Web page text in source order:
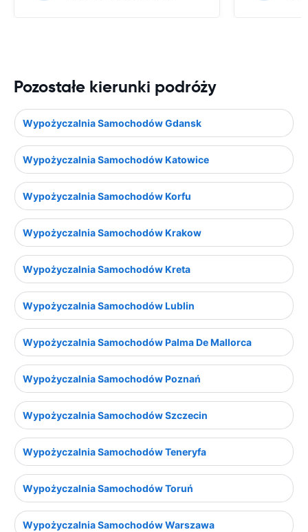
Pozostałe kierunki podróży
Wypożyczalnia Samochodów Gdansk
Wypożyczalnia Samochodów Katowice
Wypożyczalnia Samochodów Korfu
Wypożyczalnia Samochodów Krakow
Wypożyczalnia Samochodów Kreta
Wypożyczalnia Samochodów Lublin
Wypożyczalnia Samochodów Palma De Mallorca
Wypożyczalnia Samochodów Poznań
Wypożyczalnia Samochodów Szczecin
Wypożyczalnia Samochodów Teneryfa
Wypożyczalnia Samochodów Toruń
Wypożyczalnia Samochodów Warszawa